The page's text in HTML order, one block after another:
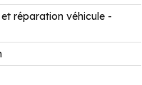
réparation véhicule -